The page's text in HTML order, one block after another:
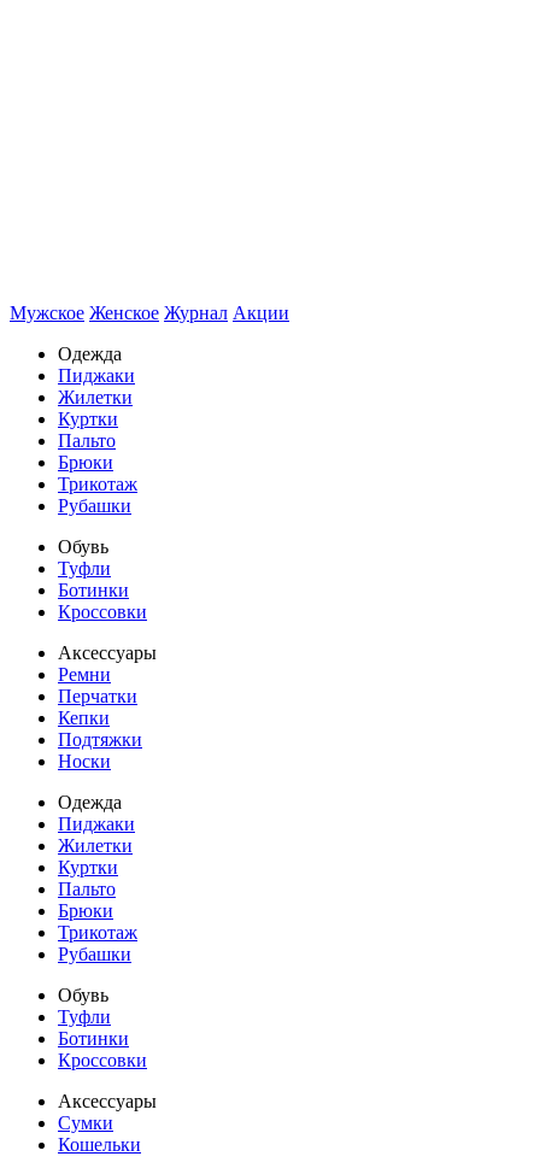
Мужское Женское Журнал Акции
Одежда
Пиджаки
Жилетки
Куртки
Пальто
Брюки
Трикотаж
Рубашки
Обувь
Туфли
Ботинки
Кроссовки
Аксессуары
Ремни
Перчатки
Кепки
Подтяжки
Носки
Одежда
Пиджаки
Жилетки
Куртки
Пальто
Брюки
Трикотаж
Рубашки
Обувь
Туфли
Ботинки
Кроссовки
Аксессуары
Сумки
Кошельки